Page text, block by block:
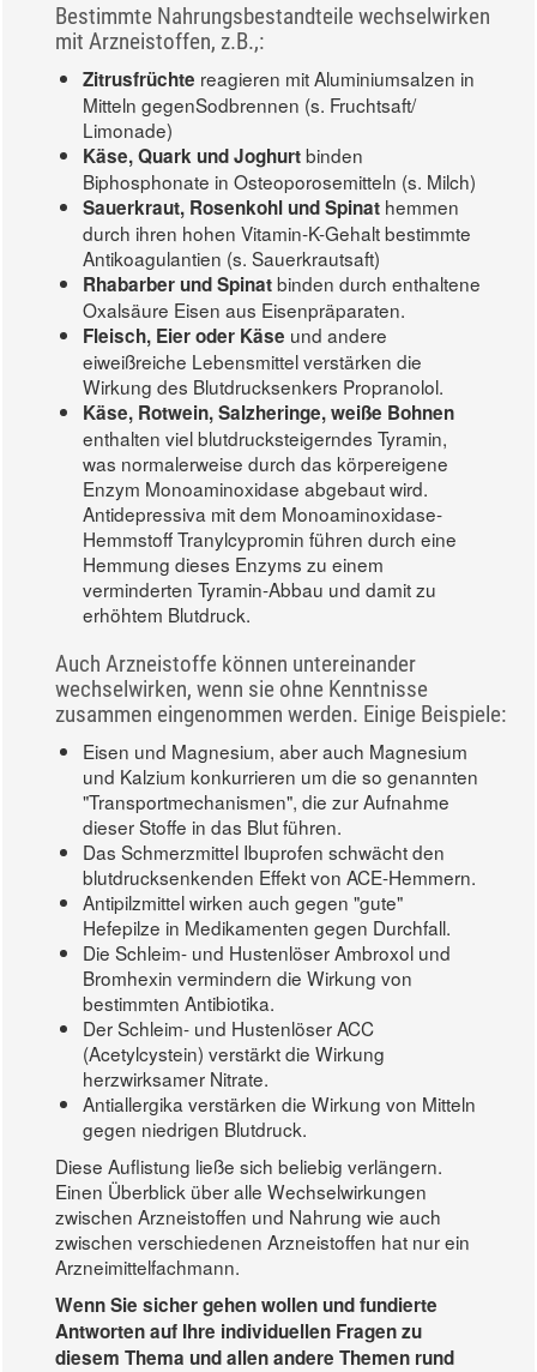
Bestimmte Nahrungsbestandteile wechselwirken
mit Arzneistoffen, z.B.,:
Zitrusfrüchte reagieren mit Aluminiumsalzen in
Mitteln gegenSodbrennen (s. Fruchtsaft/
Limonade)
Käse, Quark und Joghurtbinden
Biphosphonate in Osteoporosemitteln (s. Milch)
Sauerkraut, Rosenkohl und Spinat hemmen
durch ihren hohen Vitamin-K-Gehalt bestimmte
Antikoagulantien (s. Sauerkrautsaft)
Rhabarber und Spinatbinden durch enthaltene
Oxalsäure Eisen aus Eisenpräparaten.
Fleisch, Eier oder Käse und andere
eiweißreiche Lebensmittel verstärken die
Wirkung des Blutdrucksenkers Propranolol.
Käse, Rotwein, Salzheringe, weiße Bohnen
enthalten viel blutdrucksteigerndes Tyramin,
was normalerweise durch das körpereigene
Enzym Monoaminoxidase abgebaut wird.
Antidepressiva mit dem Monoaminoxidase-
Hemmstoff Tranylcypromin führen durch eine
Hemmung dieses Enzyms zu einem
verminderten Tyramin-Abbau und damit zu
erhöhtem Blutdruck.
Auch Arzneistoffe können untereinander
wechselwirken, wenn sie ohne Kenntnisse
zusammen eingenommen werden. Einige Beispiele:
Eisen und Magnesium, aber auch Magnesium
und Kalzium konkurrieren um die so genannten
"Transportmechanismen", die zur Aufnahme
dieser Stoffe in das Blut führen.
Das Schmerzmittel Ibuprofen schwächt den
blutdrucksenkenden Effekt von ACE-Hemmern.
Antipilzmittel wirken auch gegen "gute"
Hefepilze in Medikamenten gegen Durchfall.
Die Schleim- und Hustenlöser Ambroxol und
Bromhexin vermindern die Wirkung von
bestimmten Antibiotika.
Der Schleim- und Hustenlöser ACC
(Acetylcystein) verstärkt die Wirkung
herzwirksamer Nitrate.
Antiallergika verstärken die Wirkung von Mitteln
gegen niedrigen Blutdruck.
Diese Auflistung ließe sich beliebig verlängern.
Einen Überblick über alle Wechselwirkungen
zwischen Arzneistoffen und Nahrung wie auch
zwischen verschiedenen Arzneistoffen hat nur ein
Arzneimittelfachmann.
Wenn Sie sicher gehen wollen und fundierte
Antworten auf Ihre individuellen Fragen zu
diesem Thema und allen andere Themen rund